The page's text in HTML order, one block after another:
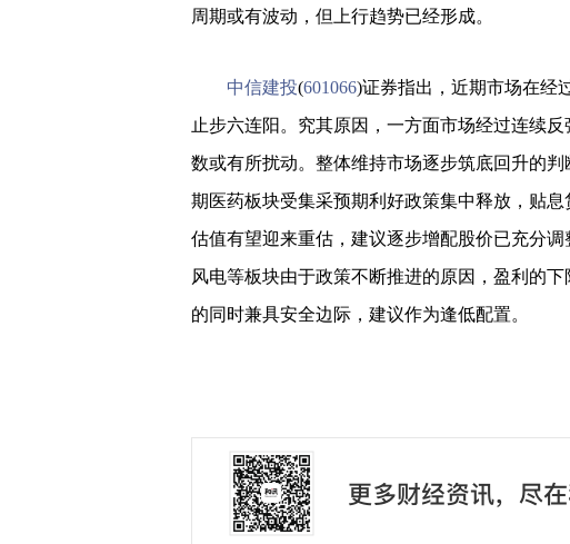
周期或有波动，但上行趋势已经形成。
中信建投(601066)证券指出，近期市场在经
止步六连阳。究其原因，一方面市场经过连续
数或有所扰动。整体维持市场逐步筑底回升的
期医药板块受集采预期利好政策集中释放，贴
估值有望迎来重估，建议逐步增配股价已充分调
风电等板块由于政策不断推进的原因，盈利的
的同时兼具安全边际，建议作为逢低配置。